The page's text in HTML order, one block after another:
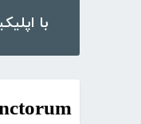
با اپلیکیشن کتابراه،